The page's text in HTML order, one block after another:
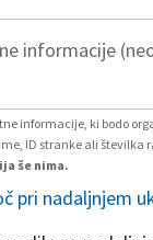
informacije
informacije, ki bodo
ID stranke ali številka
še nima.
pri nadaljnjem